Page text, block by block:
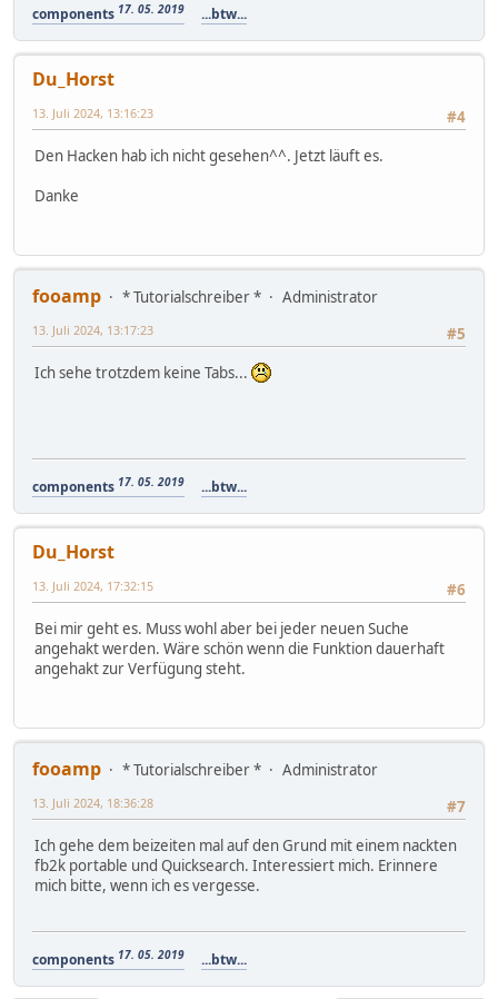
components 17. 05. 2019 ...btw...
Du_Horst
#4
13. Juli 2024, 13:16:23
Den Hacken hab ich nicht gesehen^^. Jetzt läuft es.
Danke
fooamp * Tutorialschreiber *
Administrator
#5
13. Juli 2024, 13:17:23
Ich sehe trotzdem keine Tabs...
components 17. 05. 2019 ...btw...
Du_Horst
#6
13. Juli 2024, 17:32:15
Bei mir geht es. Muss wohl aber bei jeder neuen Suche
angehakt werden. Wäre schön wenn die Funktion dauerhaft
angehakt zur Verfügung steht.
fooamp * Tutorialschreiber *
Administrator
#7
13. Juli 2024, 18:36:28
Ich gehe dem beizeiten mal auf den Grund mit einem nackten
fb2k portable und Quicksearch. Interessiert mich. Erinnere
mich bitte, wenn ich es vergesse.
components 17. 05. 2019 ...btw...